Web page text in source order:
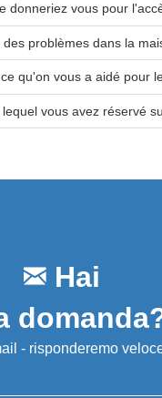
donneriez vous pour
des problèmes dans la
qu'on vous a aidé pour
lequel vous avez réservé
Hai
- risponderemo